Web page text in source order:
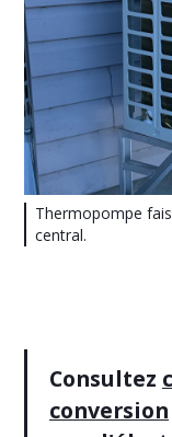
Thermopompe
central.
Consultez
conversion